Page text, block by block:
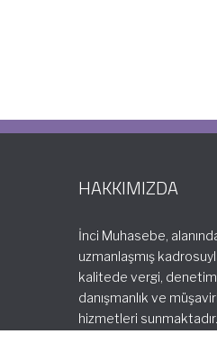
HAKKIMIZDA
İnci Muhasebe,
uzmanlaşmış
kalitede vergi,
danışmanlık ve
hizmetleri sunmaktadır.